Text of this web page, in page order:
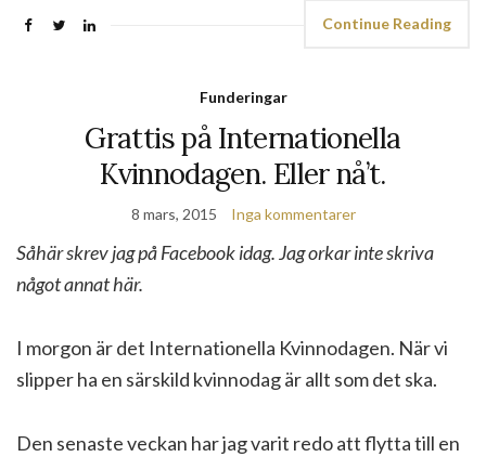
Continue Reading
Funderingar
Grattis på Internationella
Kvinnodagen. Eller nå’t.
8 mars, 2015 Inga kommentarer
Såhär skrev jag på Facebook idag. Jag orkar inte skriva
något annat här.
I morgon är det Internationella Kvinnodagen. När vi
slipper ha en särskild kvinnodag är allt som det ska.
Den senaste veckan har jag varit redo att flytta till en